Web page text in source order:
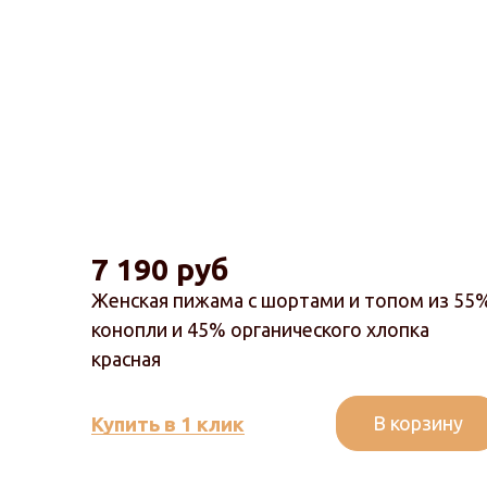
Женская пижама с шортами и топом из
конопли и 45% органического хлопка
красная
7 190 руб
Купить в 1 клик В корзину